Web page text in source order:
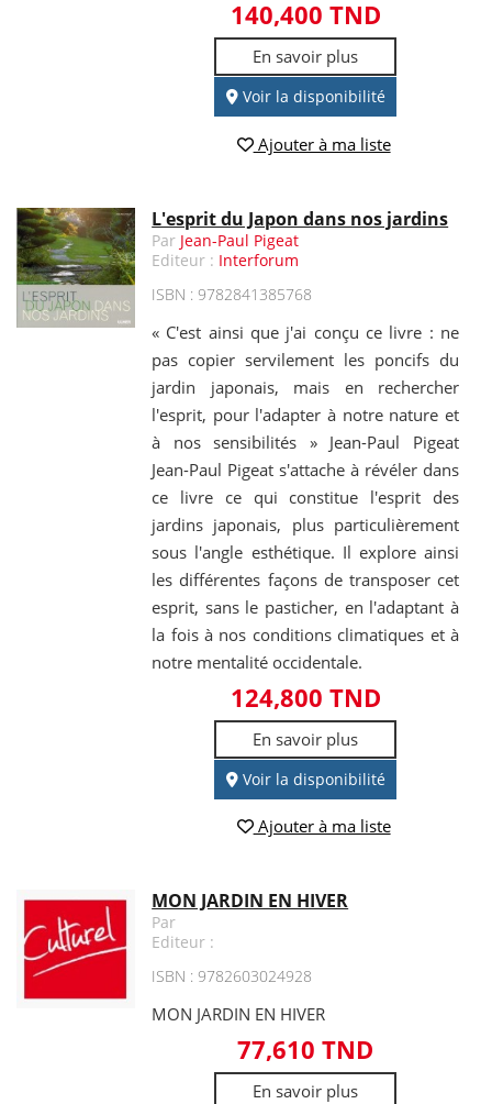
140,400 TND
En savoir plus
Voir la disponibilité
Ajouter à ma liste
L'esprit du Japon dans nos jardins
Par Jean-Paul Pigeat
Editeur : Interforum
ISBN : 9782841385768
« C'est ainsi que j'ai conçu ce livre : ne
pas copier servilement les poncifs du
jardin japonais, mais en rechercher
l'esprit, pour l'adapter à notre nature et
à nos sensibilités » Jean-Paul Pigeat
Jean-Paul Pigeat s'attache à révéler dans
ce livre ce qui constitue l'esprit des
jardins japonais, plus particulièrement
sous l'angle esthétique. Il explore ainsi
les différentes façons de transposer cet
esprit, sans le pasticher, en l'adaptant à
la fois à nos conditions climatiques et à
notre mentalité occidentale.
124,800 TND
En savoir plus
Voir la disponibilité
Ajouter à ma liste
MON JARDIN EN HIVER
Par
Editeur :
ISBN : 9782603024928
MON JARDIN EN HIVER
77,610 TND
En savoir plus